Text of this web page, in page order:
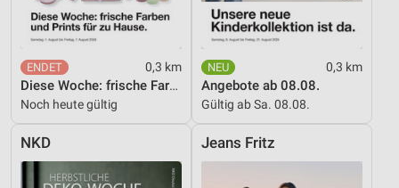
0,3 km
Diese Woche: frische Farben und Prints für zu Hause.
Noch heute gültig
0,3 km
Angebote ab 08.08.
Gültig ab Sa. 08.08.
NKD Jeans Fritz
Messung der Werbeleistung
Messung der Performance von Inhalten
Analyse von Zielgruppen durch Statistiken oder
Kombinationen von Daten aus verschiedenen